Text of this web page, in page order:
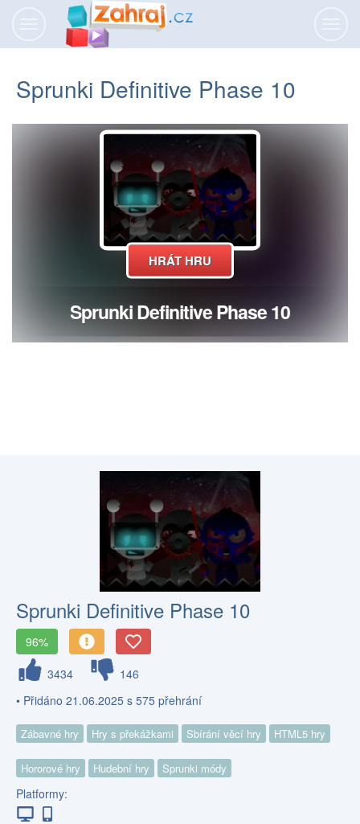
Sprunki Definitive Phase 10
Sprunki Definitive Phase 10
96%
3434
146
• Přidáno 21.06.2025 s 575 přehrání
Zábavné hry Hry s překážkami Sbírání věcí hry HTML5 hry
Hororové hry Hudební hry Sprunki módy
Platformy: